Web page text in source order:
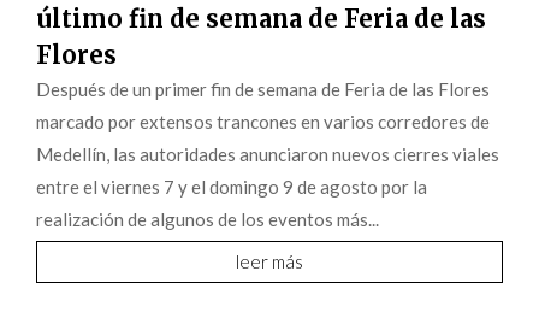
último fin de semana de Feria de las
Flores
Después de un primer fin de semana de Feria de las Flores
marcado por extensos trancones en varios corredores de
Medellín, las autoridades anunciaron nuevos cierres viales
entre el viernes 7 y el domingo 9 de agosto por la
realización de algunos de los eventos más...
leer más